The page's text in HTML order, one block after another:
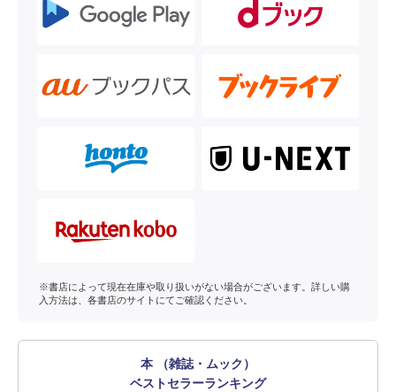
※書店によって現在在庫や取り扱いがない場合がございます。詳しい購
入方法は、各書店のサイトにてご確認ください。
本 （雑誌・ムック）
ベストセラーランキング